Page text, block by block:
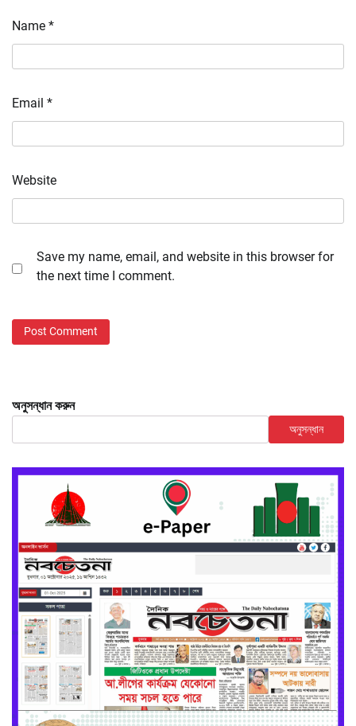
Name *
Email *
Website
Save my name, email, and website in this browser for
the next time I comment.
অনুসন্ধান করুন
অনুসন্ধান